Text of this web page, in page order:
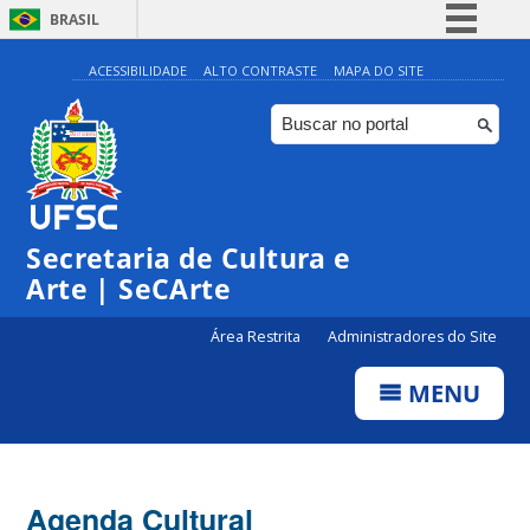
BRASIL
Simplifique!
Comunica BR
Participe
ACESSIBILIDADE ALTO CONTRASTE MAPA DO SITE
Secretaria de Cultura e
Arte | SeCArte
Área Restrita Administradores do Site
MENU
Agenda Cultural